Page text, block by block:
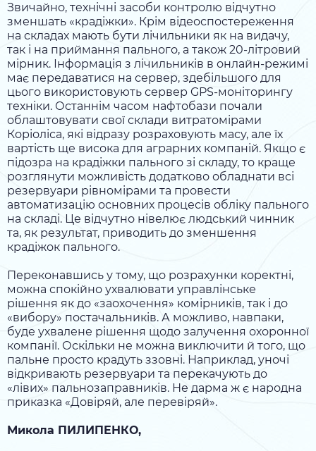
Звичайно, технічні засоби контролю відчутно
зменшать «крадіжки». Крім відеоспостереження
на складах мають бути лічильники як на видачу,
так і на приймання пального, а також 20-літровий
мірник. Інформація з лічильників в онлайн-режимі
має передаватися на сервер, здебільшого для
цього використовують сервер GPS-моніторингу
техніки. Останнім часом нафтобази почали
облаштовувати свої склади витратомірами
Коріоліса, які відразу розраховують масу, але їх
вартість ще висока для аграрних компаній. Якщо є
підозра на крадіжки пального зі складу, то краще
розглянути можливість додатково обладнати всі
резервуари рівномірами та провести
автоматизацію основних процесів обліку пального
на складі. Це відчутно нівелює людський чинник
та, як результат, приводить до зменшення
крадіжок пального.
Переконавшись у тому, що розрахунки коректні,
можна спокійно ухвалювати управлінське
рішення як до «заохочення» комірників, так і до
«вибору» постачальників. А можливо, навпаки,
буде ухвалене рішення щодо залучення охоронної
компанії. Оскільки не можна виключити й того, що
пальне просто крадуть ззовні. Наприклад, уночі
відкривають резервуари та перекачують до
«лівих» пальнозаправників. Не дарма ж є народна
приказка «Довіряй, але перевіряй».
Микола ПИЛИПЕНКО,